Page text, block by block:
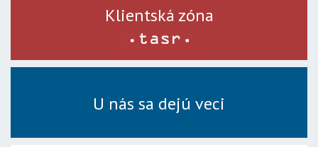
Klientská zóna
U nás sa dejú veci